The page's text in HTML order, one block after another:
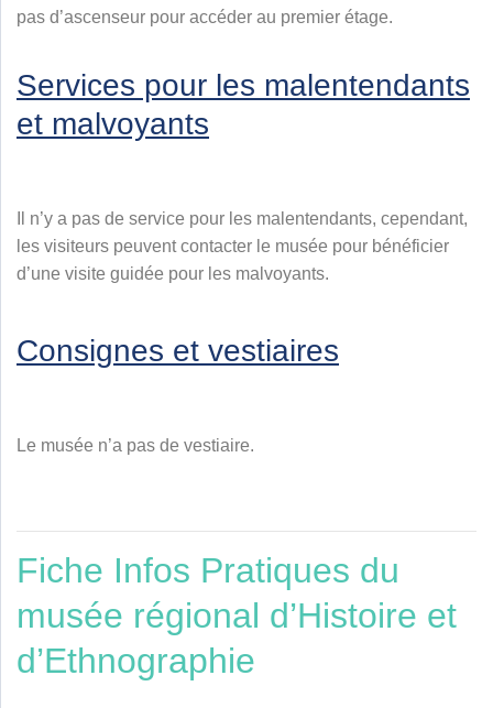
pas d’ascenseur pour accéder au premier étage.
Services pour les malentendants
et malvoyants
Il n’y a pas de service pour les malentendants, cependant,
les visiteurs peuvent contacter le musée pour bénéficier
d’une visite guidée pour les malvoyants.
Consignes et vestiaires
Le musée n’a pas de vestiaire.
Fiche Infos Pratiques du
musée régional d’Histoire et
d’Ethnographie